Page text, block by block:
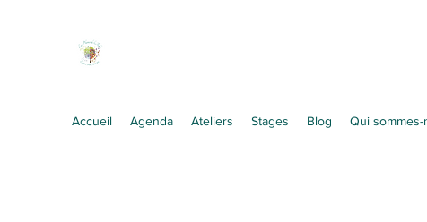
Accueil Agenda Ateliers Stages Blog Qui sommes-